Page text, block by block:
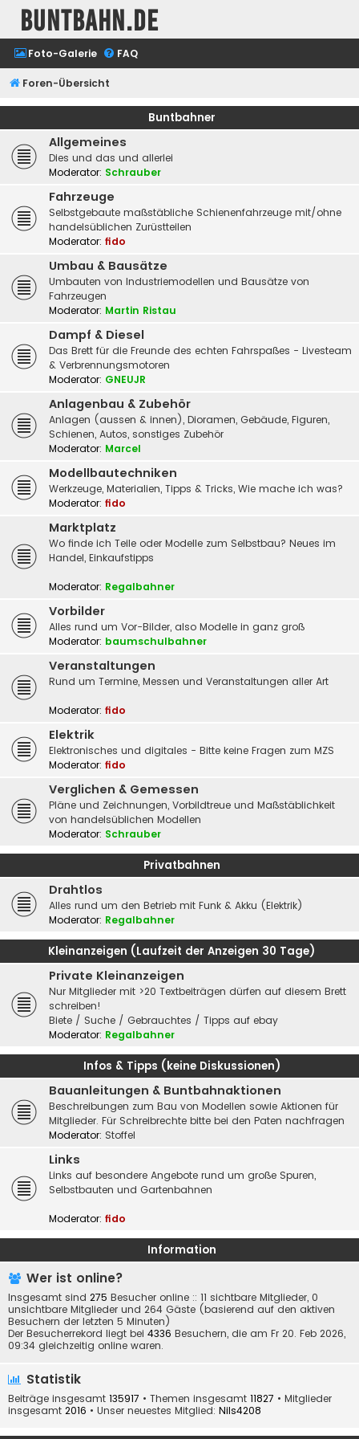
buntbahn.de
Foto-Galerie FAQ
Foren-Übersicht
Buntbahner
Allgemeines
Dies und das und allerlei
Moderator: Schrauber
Fahrzeuge
Selbstgebaute maßstäbliche Schienenfahrzeuge mit/ohne
handelsüblichen Zurüstteilen
Moderator: fido
Umbau & Bausätze
Umbauten von Industriemodellen und Bausätze von
Fahrzeugen
Moderator: Martin Ristau
Dampf & Diesel
Das Brett für die Freunde des echten Fahrspaßes - Livesteam
& Verbrennungsmotoren
Moderator: GNEUJR
Anlagenbau & Zubehör
Anlagen (aussen & innen), Dioramen, Gebäude, Figuren,
Schienen, Autos, sonstiges Zubehör
Moderator: Marcel
Modellbautechniken
Werkzeuge, Materialien, Tipps & Tricks, Wie mache ich was?
Moderator: fido
Marktplatz
Wo finde ich Teile oder Modelle zum Selbstbau? Neues im
Handel, Einkaufstipps
Moderator: Regalbahner
Vorbilder
Alles rund um Vor-Bilder, also Modelle in ganz groß
Moderator: baumschulbahner
Veranstaltungen
Rund um Termine, Messen und Veranstaltungen aller Art
Moderator: fido
Elektrik
Elektronisches und digitales - Bitte keine Fragen zum MZS
Moderator: fido
Verglichen & Gemessen
Pläne und Zeichnungen, Vorbildtreue und Maßstäblichkeit
von handelsüblichen Modellen
Moderator: Schrauber
Privatbahnen
Drahtlos
Alles rund um den Betrieb mit Funk & Akku (Elektrik)
Moderator: Regalbahner
Kleinanzeigen (Laufzeit der Anzeigen 30 Tage)
Private Kleinanzeigen
Nur Mitglieder mit >20 Textbeiträgen dürfen auf diesem Brett
schreiben!
Biete / Suche / Gebrauchtes / Tipps auf ebay
Moderator: Regalbahner
Infos & Tipps (keine Diskussionen)
Bauanleitungen & Buntbahnaktionen
Beschreibungen zum Bau von Modellen sowie Aktionen für
Mitglieder. Für Schreibrechte bitte bei den Paten nachfragen
Moderator: Stoffel
Links
Links auf besondere Angebote rund um große Spuren,
Selbstbauten und Gartenbahnen
Moderator: fido
Information
Wer ist online?
Insgesamt sind 275 Besucher online :: 11 sichtbare Mitglieder, 0
unsichtbare Mitglieder und 264 Gäste (basierend auf den aktiven
Besuchern der letzten 5 Minuten)
Der Besucherrekord liegt bei 4336 Besuchern, die am Fr 20. Feb 2026,
09:34 gleichzeitig online waren.
Statistik
Beiträge insgesamt 135917 • Themen insgesamt 11827 • Mitglieder
insgesamt 2016 • Unser neuestes Mitglied: Nils4208